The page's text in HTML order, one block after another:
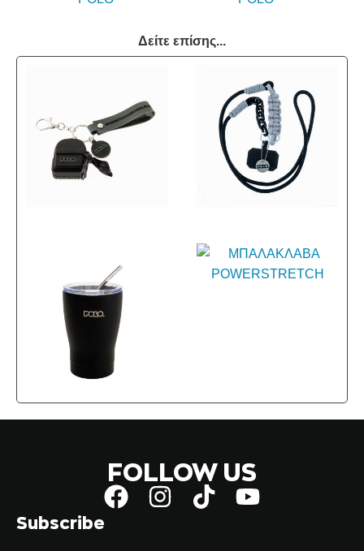
Δείτε επίσης...
FOLLOW US
Subscribe